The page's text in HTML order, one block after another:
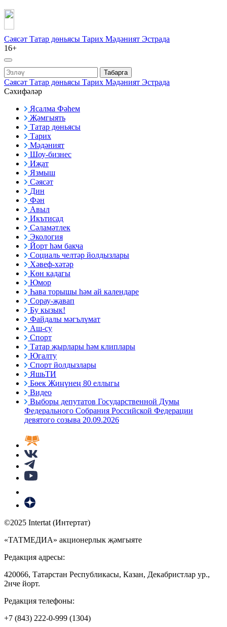
Сәясәт Татар дөньясы Тарих Мәдәният Эстрада
16+
Табарга
Сәясәт Татар дөньясы Тарих Мәдәният Эстрада
Сәхифәләр
Ясалма Фәһем
Җәмгыять
Татар дөньясы
Тарих
Мәдәният
Шоу-бизнес
Иҗат
Язмыш
Сәясәт
Дин
Фән
Авыл
Икътисад
Сәламәтлек
Экология
Йорт һәм бакча
Социаль челтәр йолдызлары
Хәвеф-хәтәр
Көн кадагы
Юмор
Һава торышы һәм ай календаре
Сорау-җавап
Бу кызык!
Файдалы мәгълүмат
Аш-су
Спорт
Татар җырлары һәм клиплары
Югалту
Спорт йолдызлары
ЯшьТИ
Бөек Җиңүнең 80 еллыгы
Видео
Выборы депутатов Государственной Думы
Федерального Собрания Российской Федерации
девятого созыва 20.09.2026
©2025 Intertat (Интертат)
«ТАТМЕДИА» акционерлык җәмгыяте
Редакция адресы:
420066, Татарстан Республикасы, Казан, Декабристлар ур.,
2нче йорт.
Редакция телефоны:
+7 (843) 222-0-999 (1304)